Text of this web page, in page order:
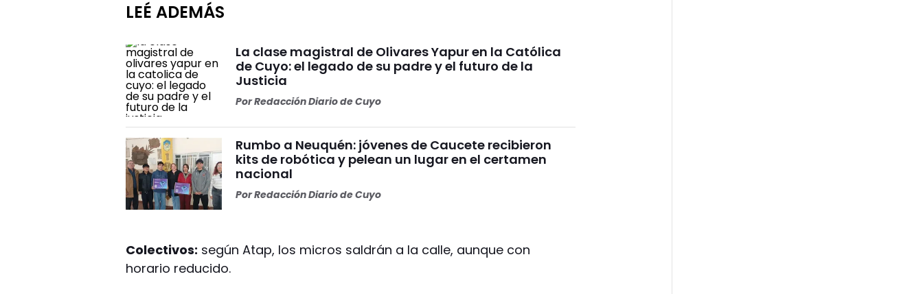
LEÉ ADEMÁS
La clase magistral de Olivares Yapur en la Católica
de Cuyo: el legado de su padre y el futuro de la
Justicia
PorRedacción Diario de Cuyo
Rumbo a Neuquén: jóvenes de Caucete recibieron
kits de robótica y pelean un lugar en el certamen
nacional
PorRedacción Diario de Cuyo
Colectivos: según Atap, los micros saldrán a la calle, aunque con
horario reducido.